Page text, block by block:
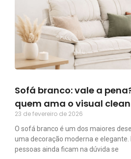
Sofá branco: vale a
quem ama o visual clean
23 de fevereiro de 2026
O sofá branco é um dos maiores
uma decoração moderna e
pessoas ainda ficam na dúvida se